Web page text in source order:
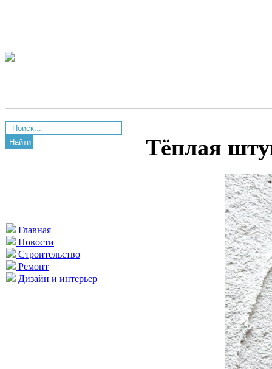
Найти
Главная
Новости
Строительство
Ремонт
Дизайн и интерьер
Тёплая